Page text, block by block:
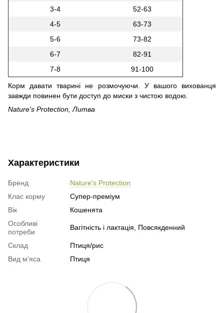
3-4
52-63
4-5
63-73
5-6
73-82
6-7
82-91
7-8
91-100
Корм давати тварині не розмочуючи. У вашого вихованця
завжди повинен бути доступ до миски з чистою водою.
Nature's Protection, Литва
Характеристики
Бренд
Nature's Protection
Клас корму
Супер-преміум
Вік
Кошенята
Особливі
потреби
Вагітність і лактація, Повсякденний
Склад
Птиця/рис
Вид м'яса
Птиця